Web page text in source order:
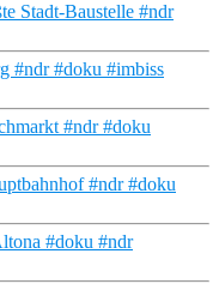
Stadt-Baustelle #ndr
#ndr #doku #imbiss
#ndr #doku
#ndr #doku
#doku #ndr